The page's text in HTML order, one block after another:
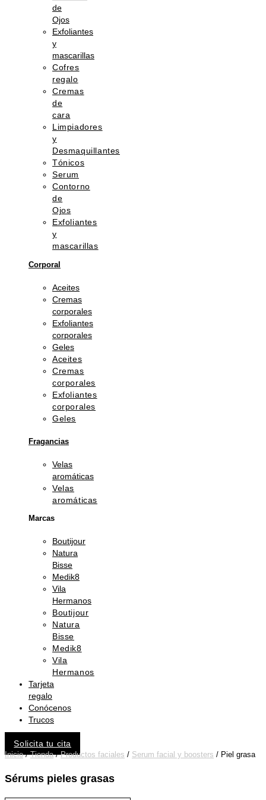
de
Ojos
Exfoliantes
y
mascarillas
Cofres
regalo
Cremas
de
cara
Limpiadores
y
Desmaquillantes
Tónicos
Serum
Contorno
de
Ojos
Exfoliantes
y
mascarillas
Corporal
Aceites
Cremas
corporales
Exfoliantes
corporales
Geles
Aceites
Cremas
corporales
Exfoliantes
corporales
Geles
Fragancias
Velas
aromáticas
Velas
aromáticas
Marcas
Boutijour
Natura
Bisse
Medik8
Vila
Hermanos
Boutijour
Natura
Bisse
Medik8
Vila
Hermanos
Tarjeta
regalo
Conócenos
Trucos
Solicita tu cita
Inicio/Tienda/Productos faciales / Serum facial y boosters / Piel grasa
Sérums pieles grasas